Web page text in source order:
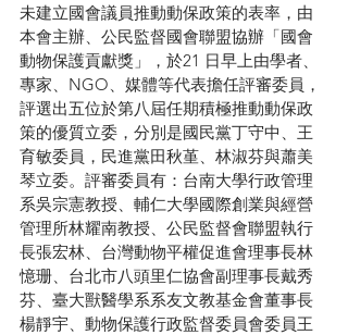
未建立國會議員推動動保政策的表率，由
本會主辦、公民監督國會聯盟協辦「國會
動物保護貢獻獎」，於21 日早上由學者、
專家、NGO、媒體等代表擔任評審委員，
評選出五位於第八屆任期積極推動動保政
策的優質立委，分別是國民黨丁守中、王
育敏委員，民進黨田秋堇、林淑芬與蕭美
琴立委。評審委員有：台南大學行政管理
系吳宗憲教授、輔仁大學國際創業與經營
管理所林耀南教授、公民監督會聯盟執行
長張宏林、台灣動物平權促進會理事長林
憶珊、台北市八頭里仁協會副理事長戴秀
芬、臺大獸醫學系系友文教基金會董事長
楊靜宇、動物保護行政監督委員會委員王